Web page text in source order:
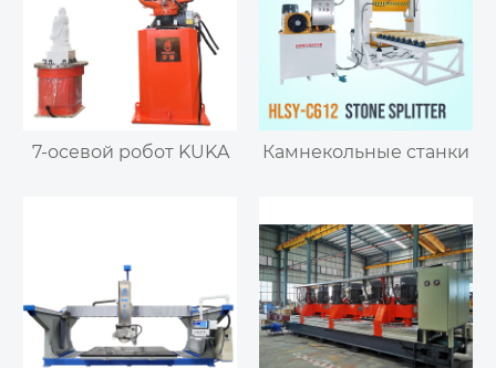
7-осевой робот KUKA Камнекольные станки